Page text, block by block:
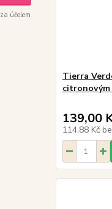
za účelem
Tierra
citronovým
139,00
114,88 Kč